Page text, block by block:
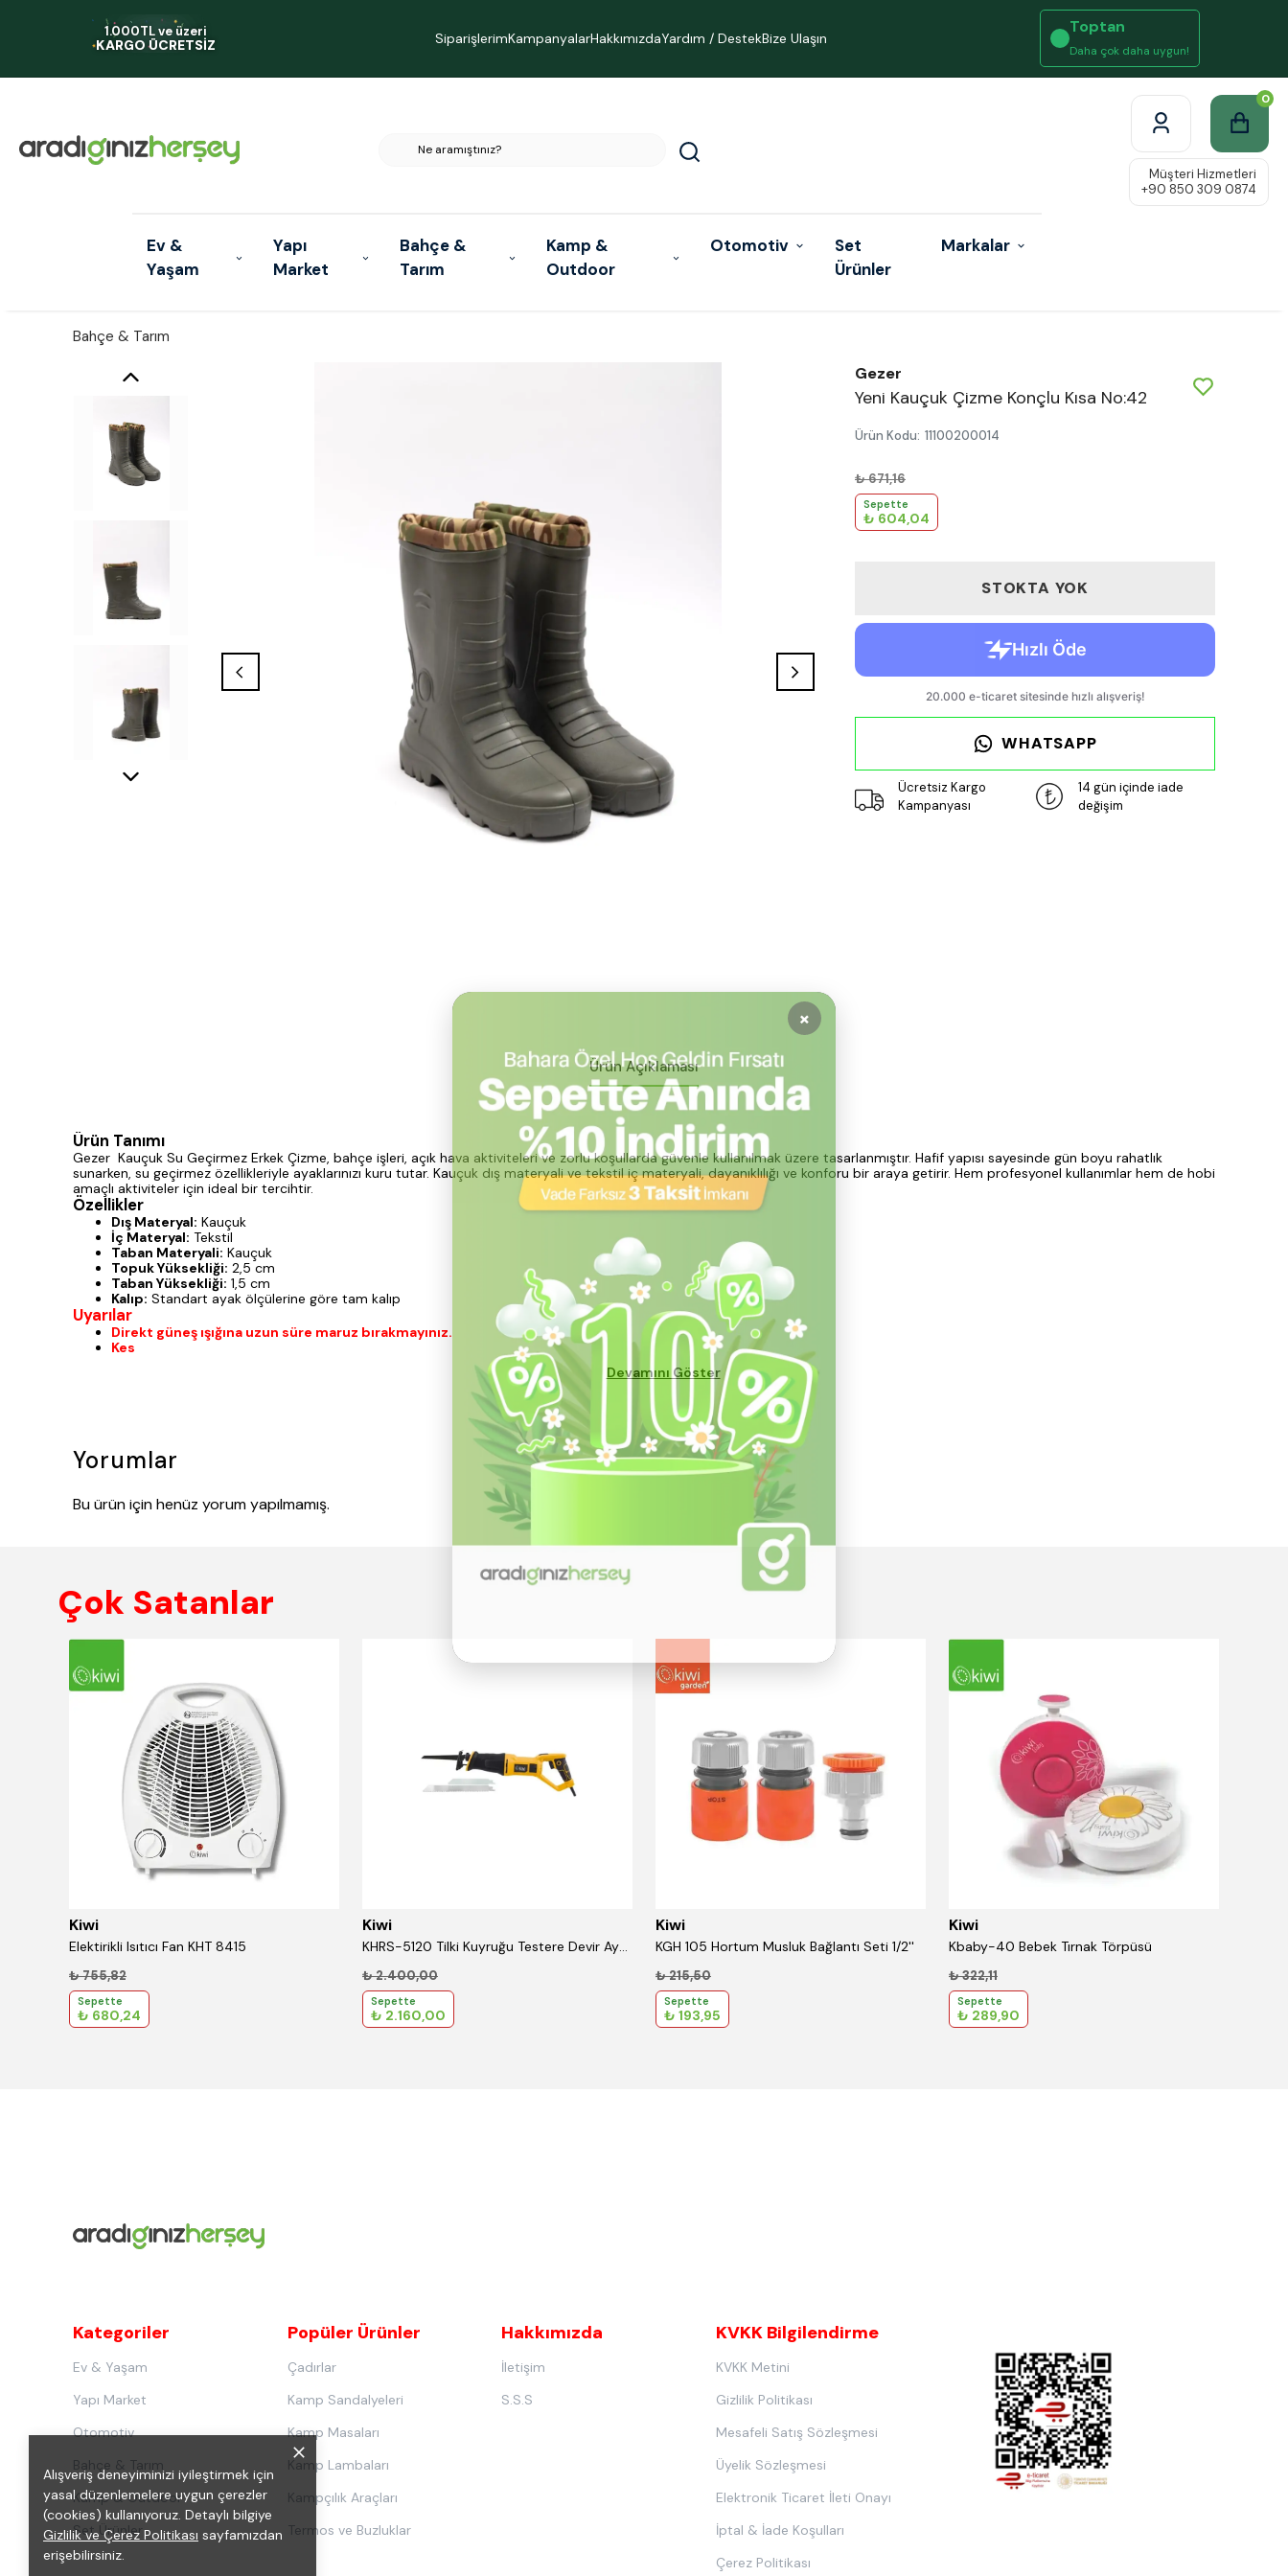
1.000TL ve üzeri
KARGO ÜCRETSİZ SiparişlerimKampanyalarHakkımızdaYardım / DestekBize Ulaşın
Toptan
Daha çok daha uygun!
Ev &
Yaşam
Yapı
Market
Bahçe &
Tarım
Kamp &
Outdoor
Otomotiv
Set
Ürünler
Markalar
0
Alışveriş deneyiminizi iyileştirmek için
yasal düzenlemelere uygun çerezler
(cookies) kullanıyoruz. Detaylı bilgiye
Gizlilik ve Çerez Politikası sayfamızdan
erişebilirsiniz.
Bahçe & Tarım
Gezer
Yeni Kauçuk Çizme Konçlu Kısa No:42
Ürün Kodu: 11100200014
₺ 671,16
Sepette
₺ 604,04
STOKTA YOK
WHATSAPP
Ücretsiz Kargo
Kampanyası
14 gün içinde iade
değişim
Ürün Açıklaması
Ürün Tanımı
Gezer Kauçuk Su Geçirmez Erkek Çizme, bahçe işleri, açık hava aktiviteleri ve zorlu koşullarda güvenle kullanılmak üzere tasarlanmıştır. Hafif yapısı sayesinde gün boyu rahatlık
sunarken, su geçirmez özellikleriyle ayaklarınızı kuru tutar. Kauçuk dış materyali ve tekstil iç materyali, dayanıklılığı ve konforu bir araya getirir. Hem profesyonel kullanımlar hem de hobi
amaçlı aktiviteler için ideal bir tercihtir.
Özellikler
Dış Materyal: Kauçuk
İç Materyal: Tekstil
Taban Materyali: Kauçuk
Topuk Yüksekliği: 2,5 cm
Taban Yüksekliği: 1,5 cm
Kalıp: Standart ayak ölçülerine göre tam kalıp
Uyarılar
Direkt güneş ışığına uzun süre maruz bırakmayınız.
Kes
Devamını Göster
Yorumlar
Bu ürün için henüz yorum yapılmamış.
Çok Satanlar
Kiwi
Elektirikli Isıtıcı Fan KHT 8415
₺ 755,82
Sepette
₺ 680,24
Kiwi
KHRS-5120 Tilki Kuyruğu Testere Devir Ayarlı 3 Bıçaklı-Kilit Düğmeli
₺ 2.400,00
Sepette
₺ 2.160,00
Kiwi
KGH 105 Hortum Musluk Bağlantı Seti 1/2''
₺ 215,50
Sepette
₺ 193,95
Kiwi
Kbaby-40 Bebek Tırnak Törpüsü
₺ 322,11
Sepette
₺ 289,90
Kategoriler
Ev & Yaşam
Yapı Market
Otomotiv
Bahçe & Tarım
Kamp & Outdoor
Set Ürünler
Popüler Ürünler
Çadırlar
Kamp Sandalyeleri
Kamp Masaları
Kamp Lambaları
Kampçılık Araçları
Termos ve Buzluklar
Hakkımızda
İletişim
S.S.S
KVKK Bilgilendirme
KVKK Metini
Gizlilik Politikası
Mesafeli Satış Sözleşmesi
Üyelik Sözleşmesi
Elektronik Ticaret İleti Onayı
İptal & İade Koşulları
Çerez Politikası